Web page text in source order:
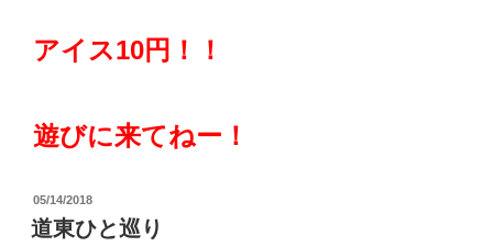
アイス10円！！
遊びに来てねー！
投
稿
日:
05/14/2018
道東ひと巡り